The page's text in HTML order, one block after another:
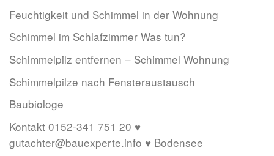
Feuchtigkeit und Schimmel in der Wohnung
Schimmel im Schlafzimmer Was tun?
Schimmelpilz entfernen – Schimmel Wohnung
Schimmelpilze nach Fensteraustausch
Baubiologe
Kontakt 0152-341 751 20 ♥
gutachter@bauexperte.info ♥ Bodensee